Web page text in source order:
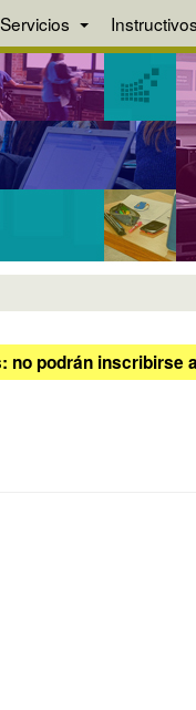
Servicios Instructivos
podrán inscribirse